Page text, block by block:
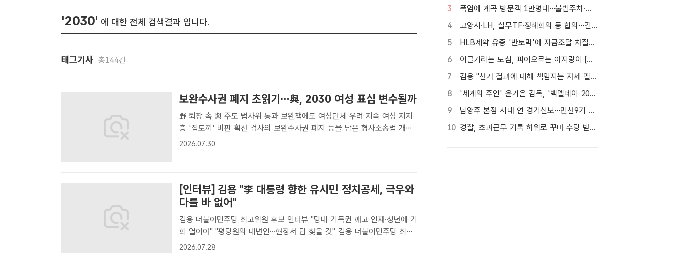
'2030' 에 대한 전체 검색결과 입니다.
태그기사 총144건
보완수사권 폐지 초읽기…與, 2030 여성 표심 변수될까
野 퇴장 속 與 주도 법사위 통과 보완책에도 여성단체 우려 지속 여성 지지
층 '집토끼' 비판 확산 검사의 보완수사권 폐지 등을 담은 형사소송법 개정
안이 더불어민주당 주도로 국회 법제사법위원회를 통과했다. 사진은 서영교
2026.07.30
[인터뷰] 김용 "李 대통령 향한 유시민 정치공세, 극우와
다를 바 없어"
김용 더불어민주당 최고위원 후보 인터뷰 "당내 기득권 깨고 인재·청년에 기
회 열어야" "평당원의 대변인…현장서 답 찾을 것" 김용 더불어민주당 최고
위원 후보가 24일 서울 중구 충무로의 한 카페에서 <더팩트>와 인터뷰를
2026.07.28
3
폭염에 계곡 방문객 1만명대…불법주차·쓰레기는 골치
4
고양시·LH, 실무TF·정례회의 등 합의…긴밀한 협력체계 구축
5
HLB제약 유증 '반토막'에 자금조달 차질…R&D 줄이고 채무상환금 제외
6
이글거리는 도심, 피어오르는 아지랑이 [TF사진관]
7
김용 "선거 결과에 대해 책임지는 자세 필요해"…정청래 정조준
8
'세계의 주인' 윤가은 감독, '벡델데이 2026' 올해의 벡델리안 선정
9
남양주 본점 시대 연 경기신보…민선9기 맞춰 '4S 혁신' 시동
10
경찰, 초과근무 기록 허위로 꾸며 수당 받은 현직 경찰관 2명 대기발령 조치